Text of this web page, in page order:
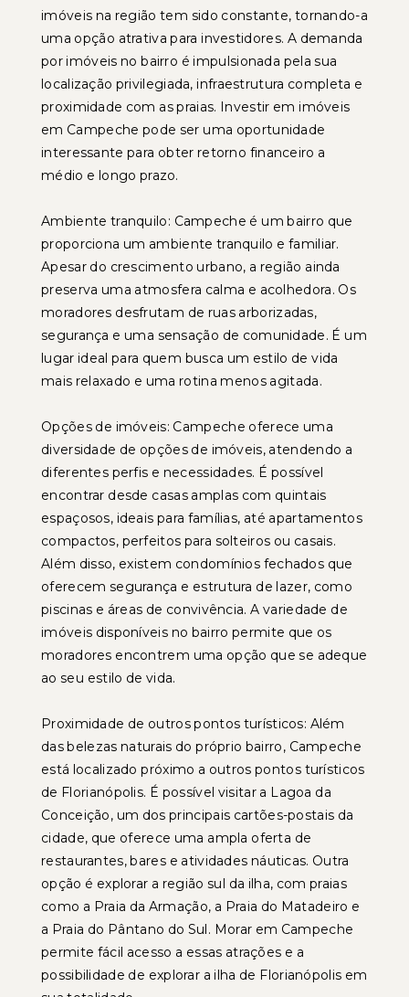
imóveis na região tem sido constante, tornando-a
uma opção atrativa para investidores. A demanda
por imóveis no bairro é impulsionada pela sua
localização privilegiada, infraestrutura completa e
proximidade com as praias. Investir em imóveis
em Campeche pode ser uma oportunidade
interessante para obter retorno financeiro a
médio e longo prazo.
Ambiente tranquilo: Campeche é um bairro que
proporciona um ambiente tranquilo e familiar.
Apesar do crescimento urbano, a região ainda
preserva uma atmosfera calma e acolhedora. Os
moradores desfrutam de ruas arborizadas,
segurança e uma sensação de comunidade. É um
lugar ideal para quem busca um estilo de vida
mais relaxado e uma rotina menos agitada.
Opções de imóveis: Campeche oferece uma
diversidade de opções de imóveis, atendendo a
diferentes perfis e necessidades. É possível
encontrar desde casas amplas com quintais
espaçosos, ideais para famílias, até apartamentos
compactos, perfeitos para solteiros ou casais.
Além disso, existem condomínios fechados que
oferecem segurança e estrutura de lazer, como
piscinas e áreas de convivência. A variedade de
imóveis disponíveis no bairro permite que os
moradores encontrem uma opção que se adeque
ao seu estilo de vida.
Proximidade de outros pontos turísticos: Além
das belezas naturais do próprio bairro, Campeche
está localizado próximo a outros pontos turísticos
de Florianópolis. É possível visitar a Lagoa da
Conceição, um dos principais cartões-postais da
cidade, que oferece uma ampla oferta de
restaurantes, bares e atividades náuticas. Outra
opção é explorar a região sul da ilha, com praias
como a Praia da Armação, a Praia do Matadeiro e
a Praia do Pântano do Sul. Morar em Campeche
permite fácil acesso a essas atrações e a
possibilidade de explorar a ilha de Florianópolis em